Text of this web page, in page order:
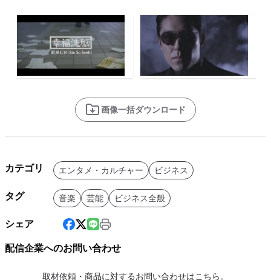
画像一括ダウンロード
カテゴリ エンタメ・カルチャー ビジネス
タグ 音楽 芸能 ビジネス全般
シェア
配信企業へのお問い合わせ
取材依頼・商品に対するお問い合わせはこちら。